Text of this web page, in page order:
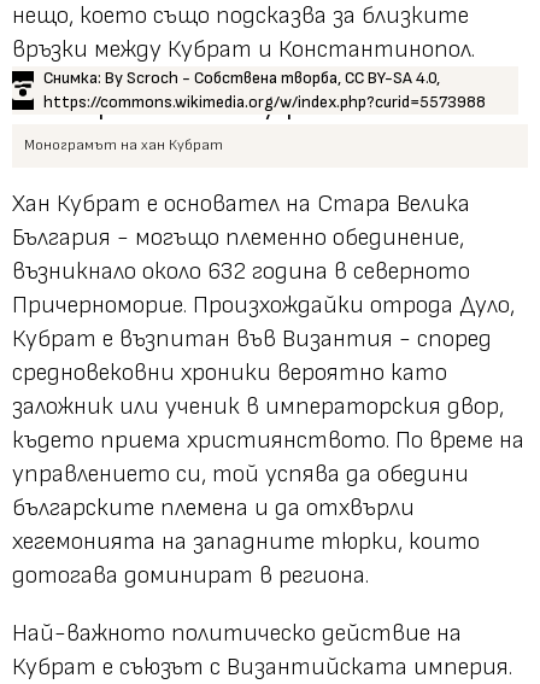
нещо, което също подсказва за близките
връзки между Кубрат и Константинопол.
Снимка: By Scroch - Собствена творба, CC BY-SA 4.0,
https://commons.wikimedia.org/w/index.php?curid=5573988
Монограмът на хан Кубрат
Хан Кубрат е основател на Стара Велика
България - могъщо племенно обединение,
възникнало около 632 година в северното
Причерноморие. Произхождайки отрода Дуло,
Кубрат е възпитан във Византия - според
средновековни хроники вероятно като
заложник или ученик в императорския двор,
където приема християнството. По време на
управлението си, той успява да обедини
българските племена и да отхвърли
хегемонията на западните тюрки, които
дотогава доминират в региона.
Най-важното политическо действие на
Кубрат е съюзът с Византийската империя.